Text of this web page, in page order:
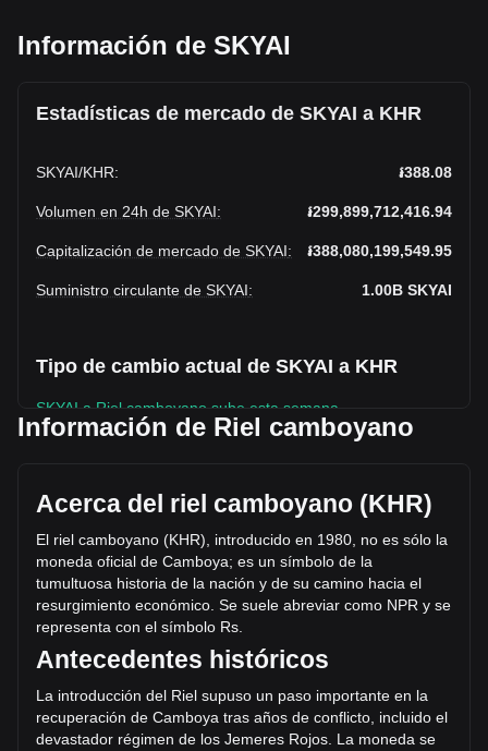
Información de SKYAI
Estadísticas de mercado de SKYAI a KHR
SKYAI/KHR: ៛388.08
Volumen en 24h de SKYAI: ៛299,899,712,416.94
Capitalización de mercado de SKYAI: ៛388,080,199,549.95
Suministro circulante de SKYAI: 1.00B SKYAI
Tipo de cambio actual de SKYAI a KHR
SKYAI a Riel camboyano sube esta semana.
El precio de mercado actual de SKYAI es de ៛388.08 por
៛388,080,199,549.95 KHR basada en un suministro
circulante de 1,000,000,000 SKYAI. El volumen de trading
de SKYAI se modificó en un +28.54% (៛66,594,245,784.6
KHR) en las últimas 24 horas. El último día de trading, el
volumen de operaciones de SKYAI fue
៛233,305,466,632.34.
Más información acerca de SKYAI en Bitget
Precio de SKYAI
Predicción de precios de SKYAI
¿Qué es SKYAI (SKYAI)?
Información de Riel camboyano
Acerca del riel camboyano (KHR)
El riel camboyano (KHR), introducido en 1980, no es sólo la
moneda oficial de Camboya; es un símbolo de la
tumultuosa historia de la nación y de su camino hacia el
resurgimiento económico. Se suele abreviar como NPR y se
representa con el símbolo Rs.
Antecedentes históricos
La introducción del Riel supuso un paso importante en la
recuperación de Camboya tras años de conflicto, incluido el
devastador régimen de los Jemeres Rojos. La moneda se